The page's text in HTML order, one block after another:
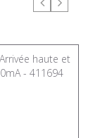
haute et
- 411694